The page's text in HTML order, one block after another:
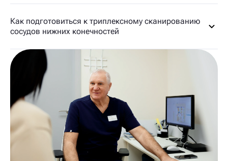
Как подготовиться к триплексному сканированию
сосудов нижних конечностей